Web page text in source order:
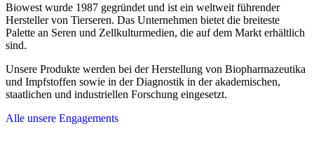
Biowest wurde 1987 gegründet und ist ein weltweit führender
Hersteller von Tierseren. Das Unternehmen bietet die breiteste
Palette an Seren und Zellkulturmedien, die auf dem Markt erhältlich
sind.
Unsere Produkte werden bei der Herstellung von Biopharmazeutika
und Impfstoffen sowie in der Diagnostik in der akademischen,
staatlichen und industriellen Forschung eingesetzt.
Alle unsere Engagements